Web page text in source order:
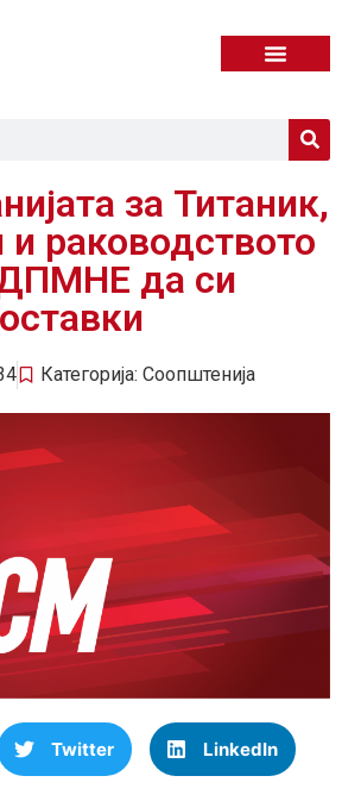
за Титаник,
раководството
да си
Категорија: Соопштенија
Twitter LinkedIn